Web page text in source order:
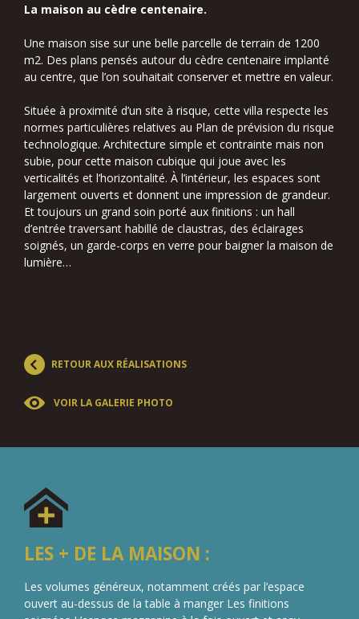
La maison au cèdre centenaire.
Une maison sise sur une belle parcelle de terrain de 1200
m2. Des plans pensés autour du cèdre centenaire implanté
au centre, que l’on souhaitait conserver et mettre en valeur.
Située à proximité d’un site à risque, cette villa respecte les
normes particulières relatives au Plan de prévision du risque
technologique. Architecture simple et contrainte mais non
subie, pour cette maison cubique qui joue avec les
verticalités et l’horizontalité. À l’intérieur, les espaces sont
largement ouverts et donnent une impression de grandeur.
Et toujours un grand soin porté aux finitions : un hall
d’entrée traversant habillé de claustras, des éclairages
soignés, un garde-corps en verre pour baigner la maison de
lumière…
RETOUR AUX RÉALISATIONS
VOIR LA GALERIE PHOTO
LES + DE LA MAISON :
Les volumes généreux, notamment créés par l’espace
ouvert au-dessus de la table à manger Les finitions